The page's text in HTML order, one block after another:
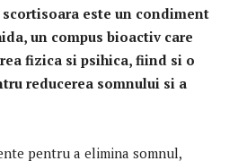
este un condiment
un compus bioactiv care
fizica si psihica, fiind si o
reducerea somnului si a
pentru a elimina somnul,